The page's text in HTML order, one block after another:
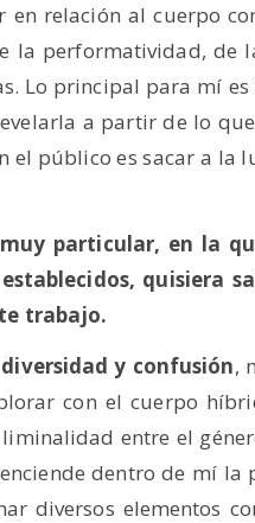
relación al cuerpo
la performatividad, de
Lo principal para mí
a partir de lo
público es sacar a la
particular, en la
quisiera
trabajo.
diversidad y confusión,
con el cuerpo
entre el
dentro de mí la
diversos elementos